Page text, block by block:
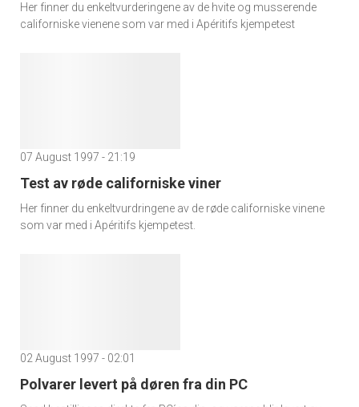
Her finner du enkeltvurderingene av de hvite og musserende
californiske vienene som var med i Apéritifs kjempetest
07 August 1997 - 21:19
Test av røde californiske viner
Her finner du enkeltvurdringene av de røde californiske vinene
som var med i Apéritifs kjempetest.
02 August 1997 - 02:01
Polvarer levert på døren fra din PC